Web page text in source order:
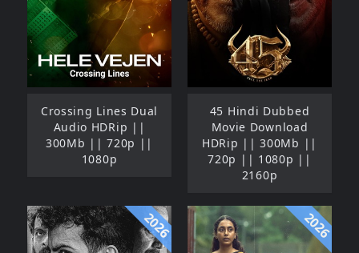
Crossing Lines Dual
Audio HDRip ||
300Mb || 720p ||
1080p
45 Hindi Dubbed
Movie Download
HDRip || 300Mb ||
720p || 1080p ||
2160p
2026 2026